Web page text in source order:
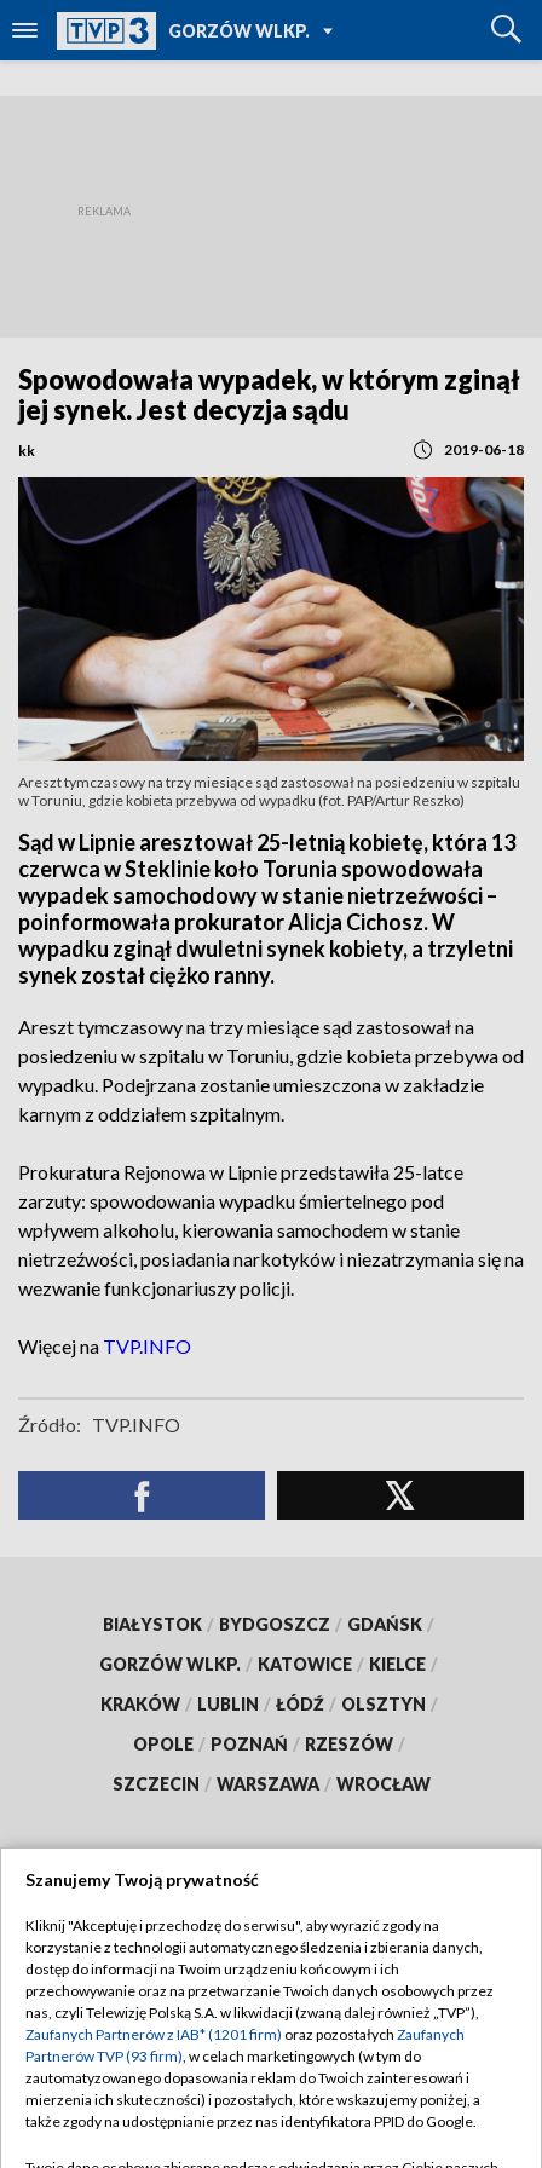
GORZÓW WLKP.
TVP REGIONY
Spowodowała wypadek, w którym zginął
jej synek. Jest decyzja sądu
kk 2019-06-18
Areszt tymczasowy na trzy miesiące sąd zastosował na posiedzeniu w szpitalu
w Toruniu, gdzie kobieta przebywa od wypadku (fot. PAP/Artur Reszko)
Sąd w Lipnie aresztował 25-letnią kobietę, która 13
czerwca w Steklinie koło Torunia spowodowała
wypadek samochodowy w stanie nietrzeźwości –
poinformowała prokurator Alicja Cichosz. W
wypadku zginął dwuletni synek kobiety, a trzyletni
synek został ciężko ranny.
Areszt tymczasowy na trzy miesiące sąd zastosował na
posiedzeniu w szpitalu w Toruniu, gdzie kobieta przebywa od
wypadku. Podejrzana zostanie umieszczona w zakładzie
karnym z oddziałem szpitalnym.
Prokuratura Rejonowa w Lipnie przedstawiła 25-latce
zarzuty: spowodowania wypadku śmiertelnego pod
wpływem alkoholu, kierowania samochodem w stanie
nietrzeźwości, posiadania narkotyków i niezatrzymania się na
wezwanie funkcjonariuszy policji.
Więcej na TVP.INFO
Źródło: TVP.INFO
BIAŁYSTOK / BYDGOSZCZ / GDAŃSK /
GORZÓW WLKP. / KATOWICE / KIELCE /
KRAKÓW / LUBLIN / ŁÓDŹ / OLSZTYN /
OPOLE / POZNAŃ / RZESZÓW /
SZCZECIN / WARSZAWA / WROCŁAW
TVP
Abonament TVP
Emisja w TVP
Centrum informacji TVP
Naziemna Telewizja Cyfrowa
Regulamin TVP
Polityka prywatności
Moje zgody
Pomoc
Szanujemy Twoją prywatność
Kliknij "Akceptuję i przechodzę do serwisu", aby wyrazić zgody na
korzystanie z technologii automatycznego śledzenia i zbierania danych,
dostęp do informacji na Twoim urządzeniu końcowym i ich
przechowywanie oraz na przetwarzanie Twoich danych osobowych przez
nas, czyli Telewizję Polską S.A. w likwidacji (zwaną dalej również „TVP”),
Zaufanych Partnerów z IAB* (1201 firm) oraz pozostałych Zaufanych
Partnerów TVP (93 firm), w celach marketingowych (w tym do
zautomatyzowanego dopasowania reklam do Twoich zainteresowań i
mierzenia ich skuteczności) i pozostałych, które wskazujemy poniżej, a
także zgody na udostępnianie przez nas identyfikatora PPID do Google.